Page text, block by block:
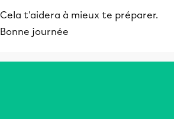
Cela t'aidera à mieux te préparer.
Bonne journée